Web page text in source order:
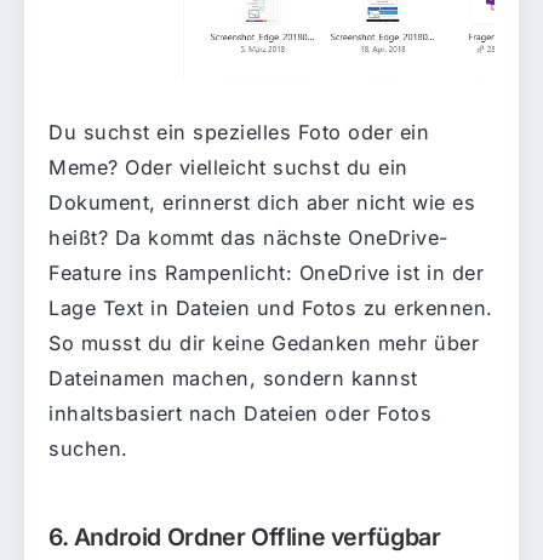
Du suchst ein spezielles Foto oder ein
Meme? Oder vielleicht suchst du ein
Dokument, erinnerst dich aber nicht wie es
heißt? Da kommt das nächste OneDrive-
Feature ins Rampenlicht: OneDrive ist in der
Lage Text in Dateien und Fotos zu erkennen.
So musst du dir keine Gedanken mehr über
Dateinamen machen, sondern kannst
inhaltsbasiert nach Dateien oder Fotos
suchen.
6. Android Ordner Offline verfügbar